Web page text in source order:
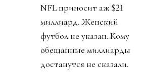
NFL приносит аж $21
миллиард. Женский
футбол не указан. Кому
обещанные миллиарды
достанутся не сказали.